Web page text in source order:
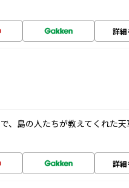
詳細
、島の人たちが教えてくれた天
詳細